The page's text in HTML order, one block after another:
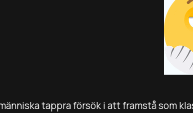
tappra försök i att framstå som